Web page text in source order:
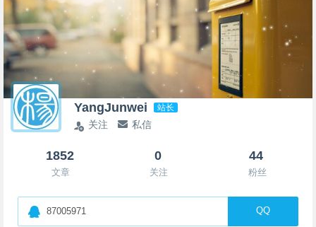
YangJunwei 站长
关注 私信
1852
文章
0
关注
44
粉丝
87005971 QQ